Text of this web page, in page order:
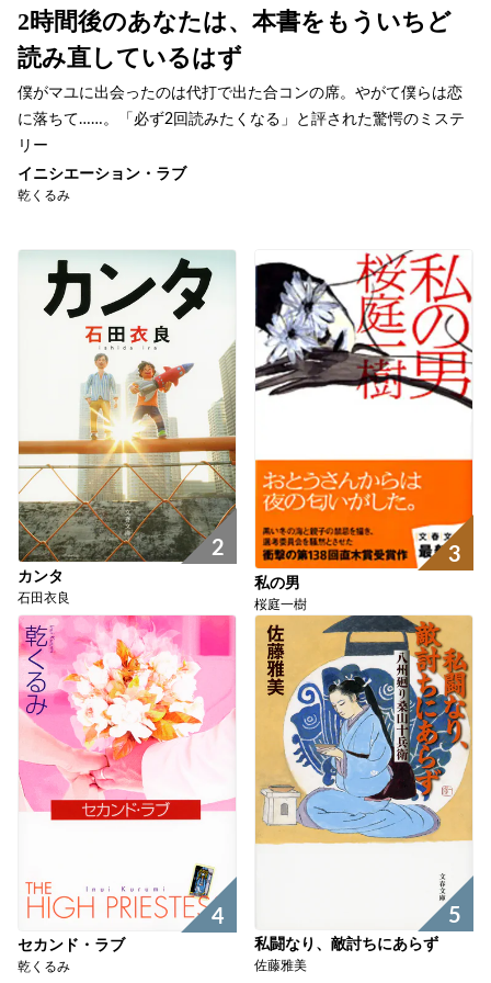
2時間後のあなたは、本書をもういちど
読み直しているはず
僕がマユに出会ったのは代打で出た合コンの席。やがて僕らは恋
に落ちて……。「必ず2回読みたくなる」と評された驚愕のミステ
リー
イニシエーション・ラブ
乾くるみ
2
カンタ
石田衣良
3
私の男
桜庭一樹
4
セカンド・ラブ
乾くるみ
5
私闘なり、敵討ちにあらず
佐藤雅美